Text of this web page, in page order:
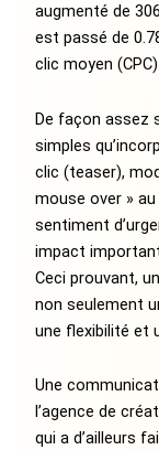
augmenté de
est passé de
clic moyen
De façon assez
simples
clic (teaser),
mouse over »
sentiment
impact
Ceci prouvant,
non seulement
une flexibilité et
Une
l’agence de
qui a d’ailleurs